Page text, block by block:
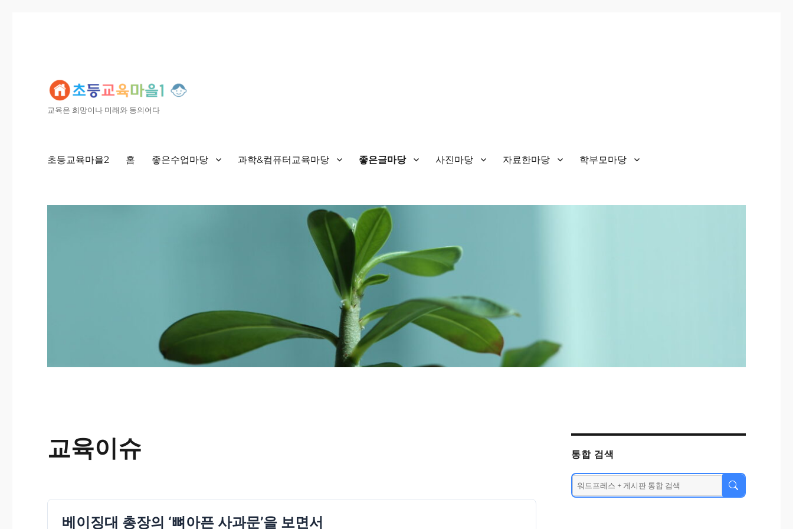
교육은 희망이나 미래와 동의어다
초등교육마을2 홈 좋은수업마당 과학&컴퓨터교육마당 좋은글마당 사진마당 자료한마당 학부모마당
교육이슈
베이징대 총장의 ‘뼈아픈 사과문’을 보면서
통합 검색